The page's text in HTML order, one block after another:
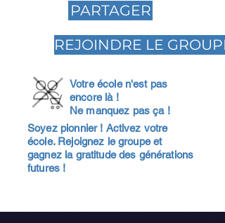
PARTAGER
REJOINDRE LE GROUPE
Votre école n'est pas
encore là !
Ne manquez pas ça !
Soyez pionnier ! Activez votre
école. Rejoignez le groupe et
gagnez la gratitude des générations
futures !